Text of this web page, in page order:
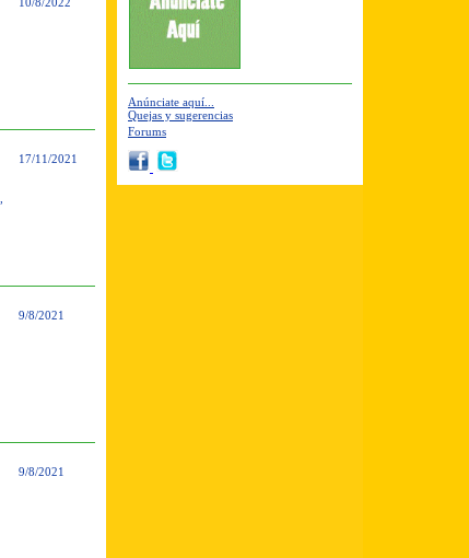
17/11/2021
9/8/2021
9/8/2021
Anúnciate aquí...
Quejas y sugerencias
Forums